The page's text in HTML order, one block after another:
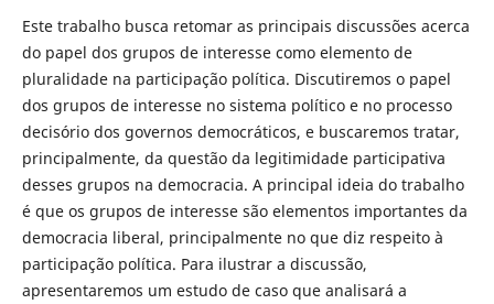
Este trabalho busca retomar as principais discussões acerca
do papel dos grupos de interesse como elemento de
pluralidade na participação política. Discutiremos o papel
dos grupos de interesse no sistema político e no processo
decisório dos governos democráticos, e buscaremos tratar,
principalmente, da questão da legitimidade participativa
desses grupos na democracia. A principal ideia do trabalho
é que os grupos de interesse são elementos importantes da
democracia liberal, principalmente no que diz respeito à
participação política. Para ilustrar a discussão,
apresentaremos um estudo de caso que analisará a